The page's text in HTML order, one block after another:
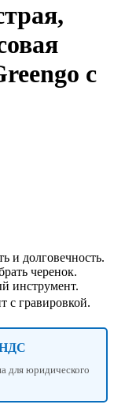
с
и долговечность.
черенок.
инструмент.
с гравировкой.
НДС
для юридического